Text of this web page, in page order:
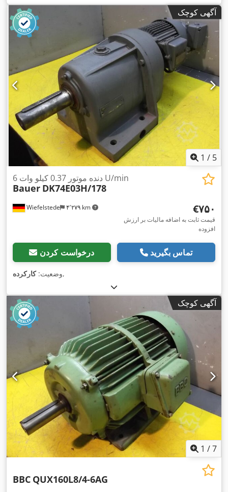
آگهی کوچک
1 / 5
Wiefelstede ۴٬۲۷۹ km
دنده موتور 0.37 کیلو وات 6 U/min
Bauer DK74E03H/178
‎€۷۵۰
قیمت ثابت به اضافه مالیات بر ارزش
افزوده
درخواست کردن تماس بگیرید
وضعیت:کارکرده ,
آگهی کوچک
1 /7
BBC QUX160L8/4-6AG